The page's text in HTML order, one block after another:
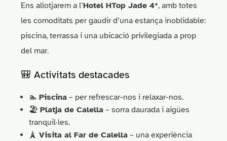
Ens allotjarem a l’Hotel HTop Jade 4*, amb totes
les comoditats per gaudir d’una estança inoblidable:
piscina, terrassa i una ubicació privilegiada a prop
del mar.
🎒 Activitats destacades
🏊 Piscina– per refrescar-nos i relaxar-nos.
🏖 Platja de Calella– sorra daurada i aigües
tranquil·les.
🗼 Visita al Far de Calella– una experiència